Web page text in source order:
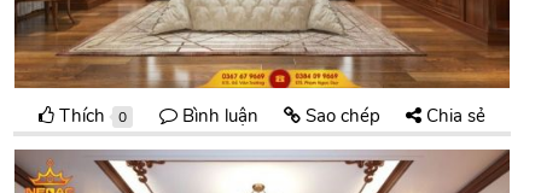
Thích 0 Bình luận Sao chép Chia sẻ